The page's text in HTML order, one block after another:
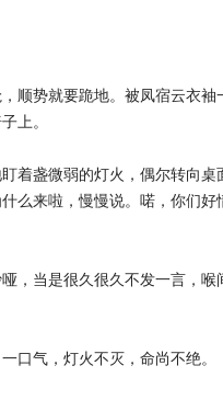
势就要跪地。被凤宿云衣袖
上。
盏微弱的灯火，偶尔转向桌
么来啦，慢慢说。喏，你们好
当是很久很久不发一言，喉
气，灯火不灭，命尚不绝。